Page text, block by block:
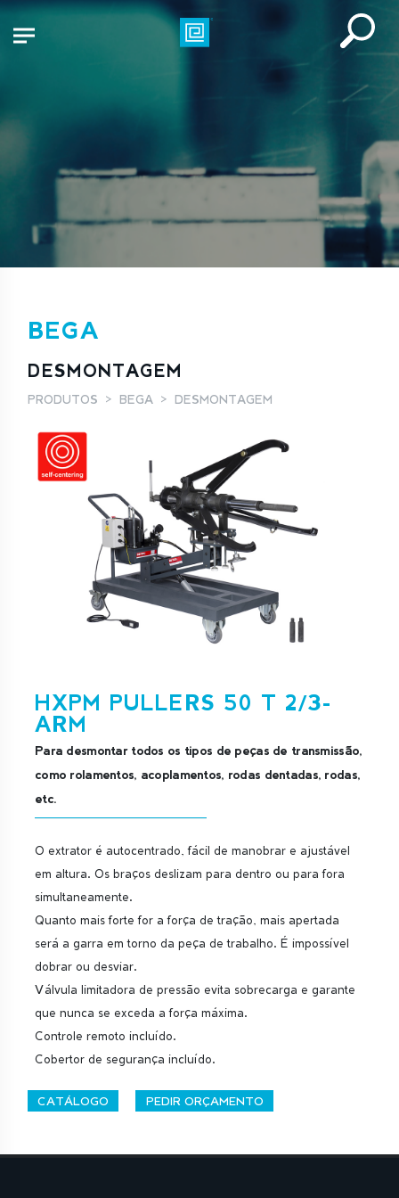
BEGA
DESMONTAGEM
PRODUTOS BEGA DESMONTAGEM
HXPM PULLERS 50 T 2/3-
ARM
Para desmontar todos os tipos de peças de transmissão,
como rolamentos, acoplamentos, rodas dentadas, rodas,
etc.
O extrator é autocentrado, fácil de manobrar e ajustável
em altura. Os braços deslizam para dentro ou para fora
simultaneamente.
Quanto mais forte for a força de tração, mais apertada
será a garra em torno da peça de trabalho. É impossível
dobrar ou desviar.
Válvula limitadora de pressão evita sobrecarga e garante
que nunca se exceda a força máxima.
Controle remoto incluído.
Cobertor de segurança incluído.
CATÁLOGO PEDIR ORÇAMENTO